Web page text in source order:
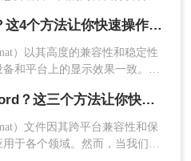
转换软件
之间转换的用户，投
可能是更高效的选择。像
Pro和转转大师PDF转换
好，还提供了更多的编辑
工具，大家可以搜索转转大师
在线转换。
如何将pdf转化为word？这4个方法让你快速操作!！
）以其高度的兼容性和稳定性
和平台上的显示效果一致。然
活性，可以轻松实现对文档内
此，将PDF转化为Word文档成
如何将pdf转化为word呢？以下
的方法。
怎么把pdf文件转化成word？这三个方法让你快速操作！
）文件因其跨平台兼容性和保
于各个领域。然而，当我们需